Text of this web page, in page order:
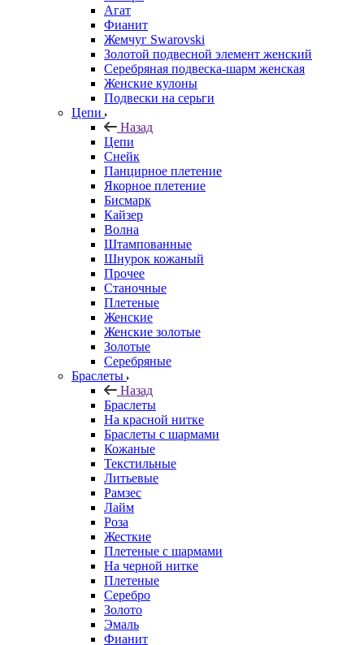
Агат
Фианит
Жемчуг Swarovski
Золотой подвесной элемент женcкий
Серебряная подвеска-шарм женская
Женские кулоны
Подвески на серьги
Цепи
Назад
Цепи
Снейк
Панцирное плетение
Якорное плетение
Бисмарк
Кайзер
Волна
Штампованные
Шнурок кожаный
Прочее
Станочные
Плетеные
Женские
Женские золотые
Золотые
Серебряные
Браслеты
Назад
Браслеты
На красной нитке
Браслеты с шармами
Кожаные
Текстильные
Литьевые
Рамзес
Лайм
Роза
Жесткие
Плетеные с шармами
На черной нитке
Плетеные
Серебро
Золото
Эмаль
Фианит